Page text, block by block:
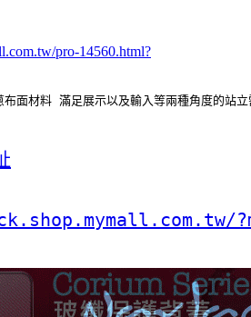
pro-14560.html?
布面材料 滿足展示以及輸入等兩種角度的